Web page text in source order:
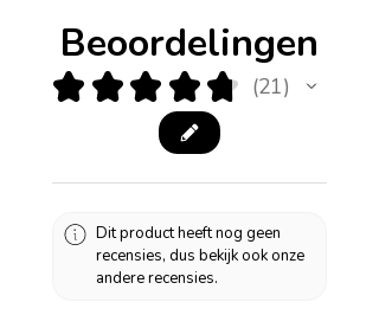
Beoordelingen
★ ★ ★ ★ ★ 21
21
Dit product heeft nog geen
recensies, dus bekijk ook onze
andere recensies.